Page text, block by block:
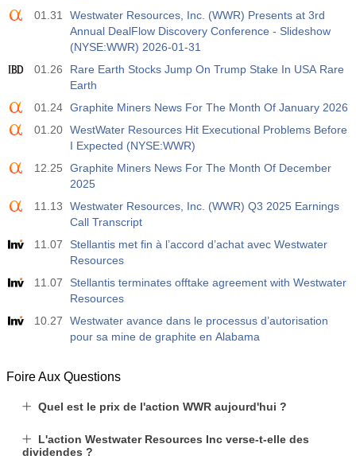
01.31
Westwater Resources, Inc. (WWR) Presents at 3rd
Annual DealFlow Discovery Conference - Slideshow
(NYSE:WWR) 2026-01-31
01.26
Rare Earth Stocks Jump On Trump Stake In USA Rare
Earth
01.24 Graphite Miners News For The Month Of January 2026
01.20 WestWater Resources Hit Executional Problems Before
I Expected (NYSE:WWR)
12.25
Graphite Miners News For The Month Of December
2025
11.13
Westwater Resources, Inc. (WWR) Q3 2025 Earnings
Call Transcript
11.07
Stellantis met fin à l’accord d’achat avec Westwater
Resources
11.07
Stellantis terminates offtake agreement with Westwater
Resources
10.27
Westwater avance dans le processus d’autorisation
pour sa mine de graphite en Alabama
Foire Aux Questions
Quel est le prix de l'action WWR aujourd'hui ?
L'action Westwater Resources Inc verse-t-elle des
dividendes ?